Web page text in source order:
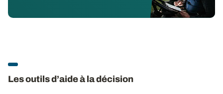
Les outils d’aide à la décision